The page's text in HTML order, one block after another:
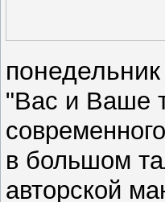
"Вас и Ваше
в большом
авторской